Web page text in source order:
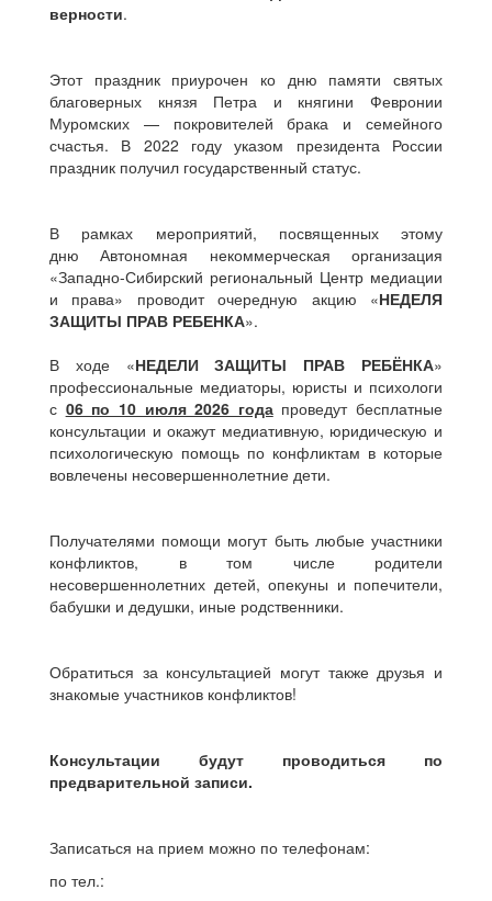
верности.
Этот праздник приурочен ко дню памяти святых
благоверных князя Петра и княгини Февронии
Муромских — покровителей брака и семейного
счастья. В 2022 году указом президента России
праздник получил государственный статус.
В рамках мероприятий, посвященных этому
дню Автономная некоммерческая организация
«Западно-Сибирский региональный Центр медиации
и права» проводит очередную акцию «НЕДЕЛЯ
ЗАЩИТЫ ПРАВ РЕБЕНКА».
В ходе «НЕДЕЛИ ЗАЩИТЫ ПРАВ РЕБЁНКА»
профессиональные медиаторы, юристы и психологи
с 06 по 10 июля 2026 годапроведут бесплатные
консультации и окажут медиативную, юридическую и
психологическую помощь по конфликтам в которые
вовлечены несовершеннолетние дети.
Получателями помощи могут быть любые участники
конфликтов, в том числе родители
несовершеннолетних детей, опекуны и попечители,
бабушки и дедушки, иные родственники.
Обратиться за консультацией могут также друзья и
знакомые участников конфликтов!
Консультации будут проводиться по
предварительной записи.
Записаться на прием можно по телефонам:
по тел.: